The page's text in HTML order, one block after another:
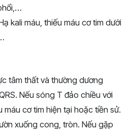
kali máu, thiếu máu cơ tim dưới
tâm thất và thường dương
Nếu sóng T đảo chiều với
máu cơ tim hiện tại hoặc tiền sử.
xuống cong, tròn. Nếu gặp